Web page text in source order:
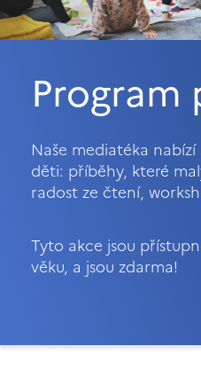
Naše mediatéka
děti: příběhy, které
radost ze čtení,
Tyto akce jsou
věku, a jsou zdarma!